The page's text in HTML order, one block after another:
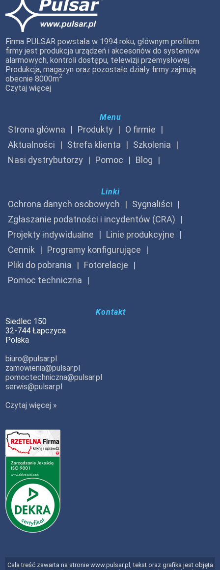
Firma PULSAR powstała w 1994 roku, głównym profilem
firmy jest produkcja urządzeń i akcesoriów do systemów
alarmowych, kontroli dostępu, telewizji przemysłowej.
Produkcja, magazyn oraz pozostałe działy firmy zajmują
obecnie 8000m2
Czytaj więcej
Menu
Strona główna Produkty
O firmie
Aktualności
Strefa klienta
Szkolenia
Nasi dystrybutorzy
Pomoc Blog
Linki
Ochrona danych osobowych
Sygnaliści
Zgłaszanie podatności i incydentów (CRA)
Projekty indywidualne
Linie produkcyjne
Cennik
Programy konfigurujące
Pliki do pobrania
Fotorelacje
Pomoc techniczna
Kontakt
Siedlec 150
32-744 Łapczyca
Polska
biuro@pulsar.pl
zamowienia@pulsar.pl
pomoctechniczna@pulsar.pl
serwis@pulsar.pl
Czytaj więcej »
Cała treść zawarta na stronie www.pulsar.pl, tekst oraz grafika jest objęta